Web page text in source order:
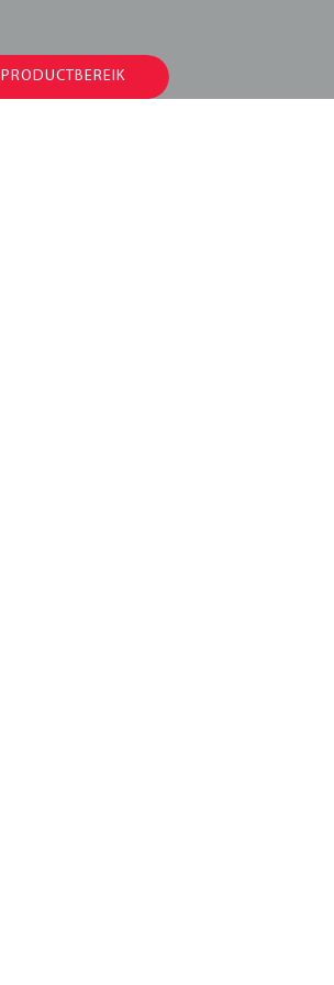
PRODUCTBEREIK